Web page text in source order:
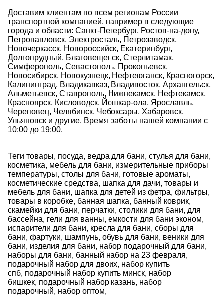
Доставим клиентам по всем регионам России
транспортной компанией, например в следующие
города и области: Санкт-Петербург, Ростов-на-дону,
Петропавловск, Электросталь, Петрозаводск,
Новочеркасск, Новороссийск, Екатеринбург,
Долгопрудный, Благовещенск, Стерлитамак,
Симферополь, Севастополь, Прокопьевск,
Новосибирск, Новокузнецк, Нефтеюганск, Красногорск,
Калининград, Владикавказ, Владивосток, Архангельск,
Альметьевск, Ставрополь, Нижнекамск, Нефтекамск,
Красноярск, Кисловодск, Йошкар-ола, Ярославль,
Череповец, Челябинск, Чебоксары, Хабаровск,
Ульяновск и другие. Время работы нашей компании с
10:00 до 19:00.
Теги товары, посуда, ведра для бани, стулья для бани,
косметика, мебель для бани, измерительные приборы
температуры, столы для бани, готовые ароматы,
косметические средства, шапка для дачи, товары и
мебель для бани, шапка для детей из фетра, фильтры,
товары в коробке, банная шапка, банный коврик,
скамейки для бани, перчатки, столики для бани, для
бассейна, гели для ванны, емкости для бани эконом,
испарители для бани, кресла для бани, сборы для
бани, фартуки, шампунь, обувь для бани, веники для
бани, изделия для бани, набор подарочный для бани,
наборы для бани, банный набор на 23 февраля,
подарочный набор для двоих, набор купить
спб, подарочный набор купить минск, набор
бишкек, подарочный набор казань, набор
подарочный, набор оптом,